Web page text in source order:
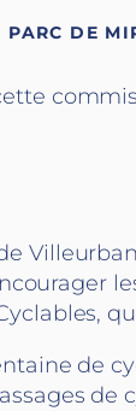
PARC DE
de